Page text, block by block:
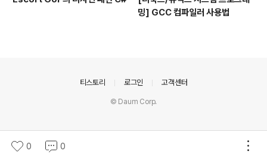
밍] GCC 컴파일러 사용법
0 0
티스토리 로그인 고객센터
© Daum Corp.